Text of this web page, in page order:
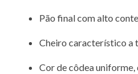
Pão final com alto
Cheiro característico a
Cor de côdea